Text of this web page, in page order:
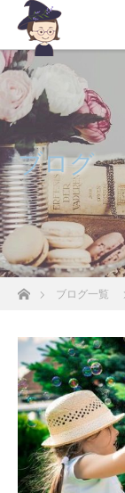
ブログ
ホームブログ一覧